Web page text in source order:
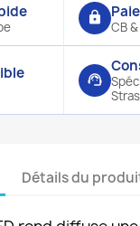
lock
CB
support_agent
Détails du